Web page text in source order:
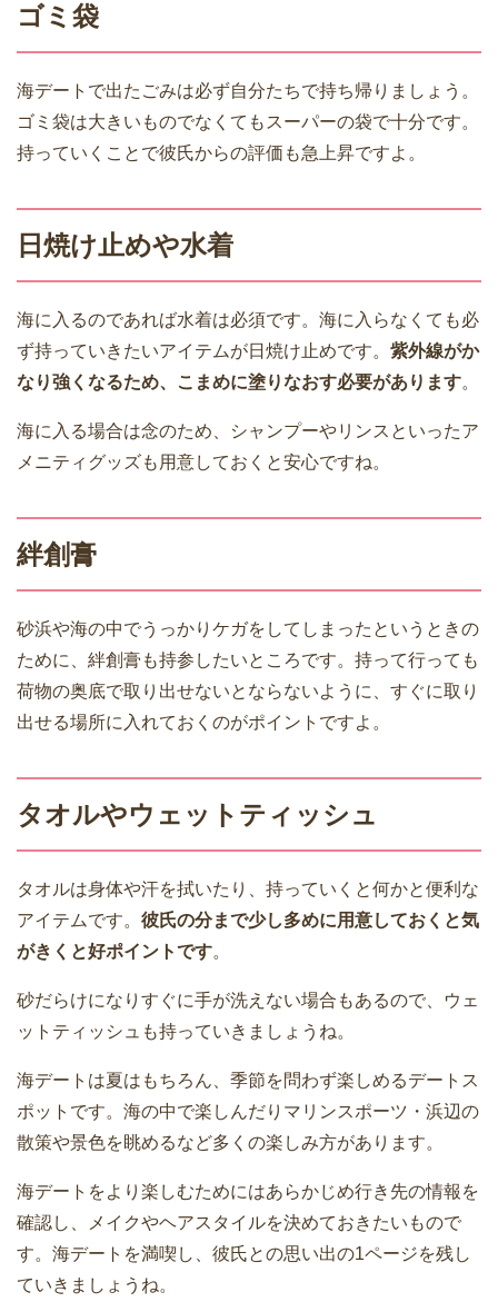
ゴミ袋
海デートで出たごみは必ず自分たちで持ち帰りましょう。
ゴミ袋は大きいものでなくてもスーパーの袋で十分です。
持っていくことで彼氏からの評価も急上昇ですよ。
日焼け止めや水着
海に入るのであれば水着は必須です。海に入らなくても必
ず持っていきたいアイテムが日焼け止めです。 紫外線がか
なり強くなるため、こまめに塗りなおす必要があります。
海に入る場合は念のため、シャンプーやリンスといったア
メニティグッズも用意しておくと安心ですね。
絆創膏
砂浜や海の中でうっかりケガをしてしまったというときの
ために、絆創膏も持参したいところです。持って行っても
荷物の奥底で取り出せないとならないように、すぐに取り
出せる場所に入れておくのがポイントですよ。
タオルやウェットティッシュ
タオルは身体や汗を拭いたり、持っていくと何かと便利な
アイテムです。 彼氏の分まで少し多めに用意しておくと気
がきくと好ポイントです。
砂だらけになりすぐに手が洗えない場合もあるので、ウェ
ットティッシュも持っていきましょうね。
海デートは夏はもちろん、季節を問わず楽しめるデートス
ポットです。海の中で楽しんだりマリンスポーツ・浜辺の
散策や景色を眺めるなど多くの楽しみ方があります。
海デートをより楽しむためにはあらかじめ行き先の情報を
確認し、メイクやヘアスタイルを決めておきたいもので
す。海デートを満喫し、彼氏との思い出の1ページを残し
ていきましょうね。